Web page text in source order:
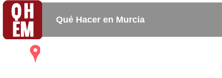
Qué Hacer en Murcia